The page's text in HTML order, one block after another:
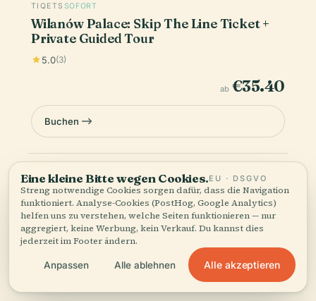
TIQETS SOFORT
Wilanów Palace: Skip The Line Ticket +
Private Guided Tour
5.0(3)
ab €35.40
Buchen
Die Preise sind Richtwerte — der endgültige Preis und die
Verfügbarkeit werden beim Bezahlvorgang bestätigt. Audiala
kann eine Provision für Buchungen über diese Links verdienen.
Eine kleine Bitte wegen Cookies.EU · DSGVO
Streng notwendige Cookies sorgen dafür, dass die Navigation
funktioniert. Analyse-Cookies (PostHog, Google Analytics)
helfen uns zu verstehen, welche Seiten funktionieren — nur
aggregiert, keine Werbung, kein Verkauf. Du kannst dies
jederzeit im Footer ändern.
Anpassen Alle ablehnen Alle akzeptieren